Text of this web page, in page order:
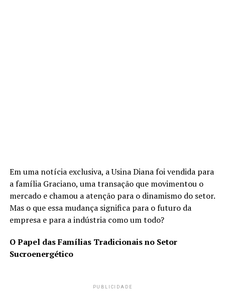
Em uma notícia exclusiva, a Usina Diana foi vendida para
a família Graciano, uma transação que movimentou o
mercado e chamou a atenção para o dinamismo do setor.
Mas o que essa mudança significa para o futuro da
empresa e para a indústria como um todo?
O Papel das Famílias Tradicionais no Setor
Sucroenergético
PUBLICIDADE